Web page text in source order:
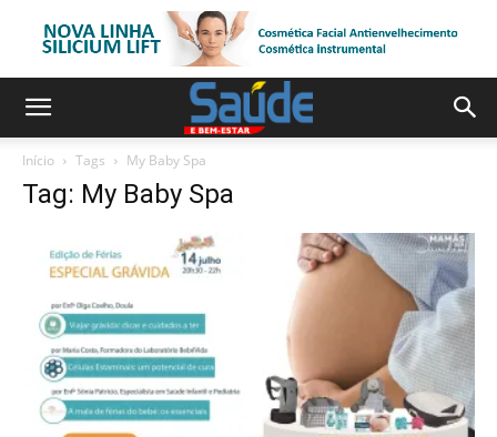
Início Tags My Baby Spa
Tag: My Baby Spa